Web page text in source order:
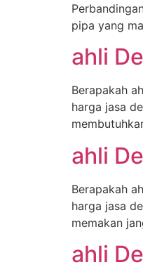
pipa yang
ahli
Berapakah
harga jasa
ahli
Berapakah
harga jasa
memakan
ahli